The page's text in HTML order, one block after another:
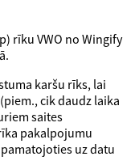
rīku VWO no Wingify
karšu rīks, lai
cik daudz laika
saites
pakalpojumu
uz datu